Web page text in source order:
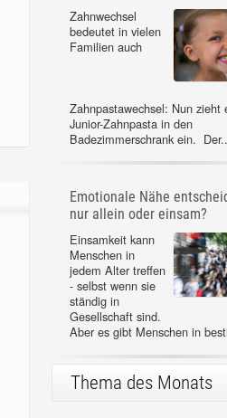
Zahnwechsel
bedeutet in vielen
Familien auch
Zahnpastawechsel: Nun zieht
Junior-Zahnpasta in den
Badezimmerschrank ein.
Emotionale Nähe
nur allein oder einsam?
Einsamkeit kann
Menschen in
jedem Alter treffen
- selbst wenn sie
ständig in
Gesellschaft sind.
Aber es gibt Menschen in
Thema des Monats